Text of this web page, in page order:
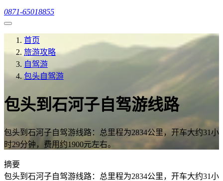
0871-65018855
首页
旅游攻略
自驾游
包头自驾游
包头到石河子自驾游线路
包头到石河子自驾游线路：总里程为2834公里，开车大约31小
时29分钟，费用约1900元左右。
摘要
包头到石河子自驾游线路：总里程为2834公里，开车大约31小